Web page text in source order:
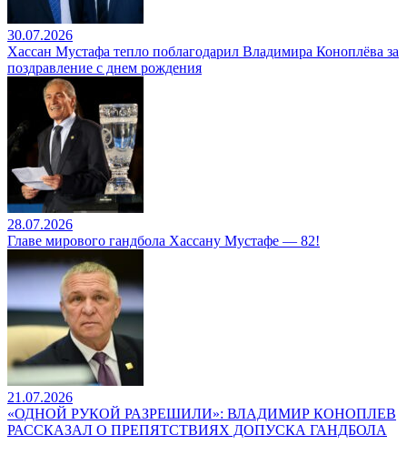
30.07.2026
Хассан Мустафа тепло поблагодарил Владимира Коноплёва за
поздравление с днем рождения
28.07.2026
Главе мирового гандбола Хассану Мустафе — 82!
21.07.2026
«ОДНОЙ РУКОЙ РАЗРЕШИЛИ»: ВЛАДИМИР КОНОПЛЕВ
РАССКАЗАЛ О ПРЕПЯТСТВИЯХ ДОПУСКА ГАНДБОЛА